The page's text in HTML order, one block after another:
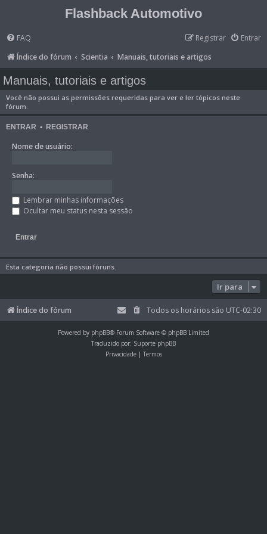
Flashback Automotivo
FAQ Entrar
Registrar
Índice do fórum
Scientia Manuais, tutoriais e artigos
Manuais, tutoriais e artigos
Você não possui as permissões requeridas para ver e ler tópicos neste
fórum.
ENTRAR • REGISTRAR
Nome de usuário:
Senha:
Lembrar minhas informações
Ocultar meu status nesta sessão
Esta categoria não possui fóruns.
Ir para
Índice do fórum Todos os horários são UTC-02:30
Powered by phpBB® Forum Software © phpBB Limited
Traduzido por: Suporte phpBB
Privacidade| Termos